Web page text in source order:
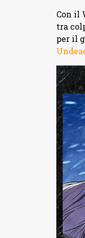
Con il
tra
per il